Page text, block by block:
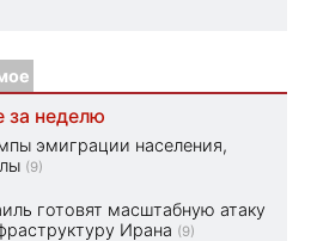
неделю
эмиграции населения,
(9)
готовят масштабную атаку
Ирана (9)